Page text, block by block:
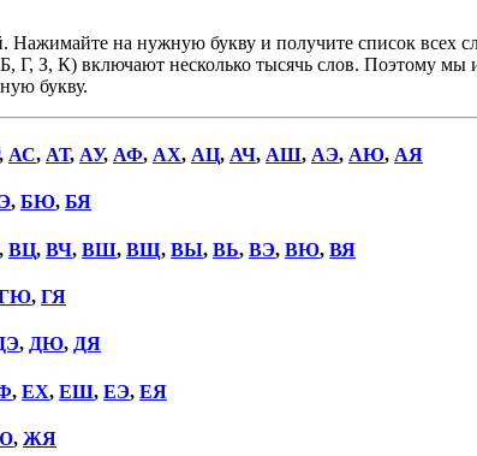
на нужную букву и получите список всех
З, К) включают несколько тысячь слов. Поэтому мы
букву.
, АС, АТ, АУ, АФ, АХ, АЦ, АЧ, АШ, АЭ, АЮ, АЯ
, БЮ, БЯ
, ВЦ, ВЧ, ВШ, ВЩ, ВЫ, ВЬ, ВЭ, ВЮ, ВЯ
, ГЯ
, ДЮ, ДЯ
, ЕХ, ЕШ, ЕЭ, ЕЯ
, ЖЯ